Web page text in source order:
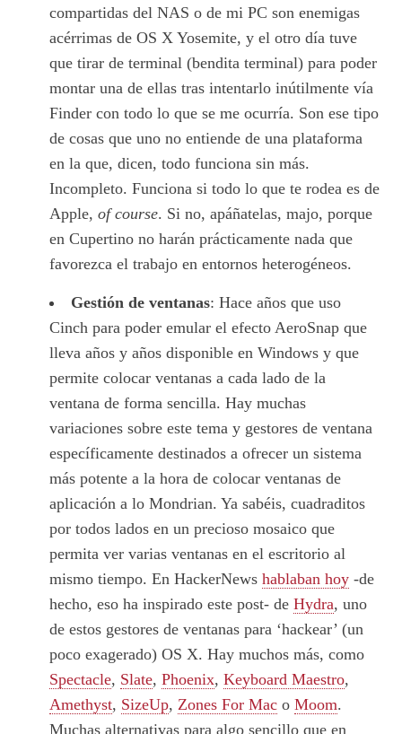
compartidas del NAS o de mi PC son enemigas
acérrimas de OS X Yosemite, y el otro día tuve
que tirar de terminal (bendita terminal) para poder
montar una de ellas tras intentarlo inútilmente vía
Finder con todo lo que se me ocurría. Son ese tipo
de cosas que uno no entiende de una plataforma
en la que, dicen, todo funciona sin más.
Incompleto. Funciona si todo lo que te rodea es de
Apple, of course. Si no, apáñatelas, majo, porque
en Cupertino no harán prácticamente nada que
favorezca el trabajo en entornos heterogéneos.
Gestión de ventanas: Hace años que uso
Cinch para poder emular el efecto AeroSnap que
lleva años y años disponible en Windows y que
permite colocar ventanas a cada lado de la
ventana de forma sencilla. Hay muchas
variaciones sobre este tema y gestores de ventana
específicamente destinados a ofrecer un sistema
más potente a la hora de colocar ventanas de
aplicación a lo Mondrian. Ya sabéis, cuadraditos
por todos lados en un precioso mosaico que
permita ver varias ventanas en el escritorio al
mismo tiempo. En HackerNews hablaban hoy -de
hecho, eso ha inspirado este post- de Hydra, uno
de estos gestores de ventanas para ‘hackear’ (un
poco exagerado) OS X. Hay muchos más, como
Spectacle, Slate, Phoenix, Keyboard Maestro,
Amethyst, SizeUp, Zones For Mac o Moom.
Muchas alternativas para algo sencillo que en